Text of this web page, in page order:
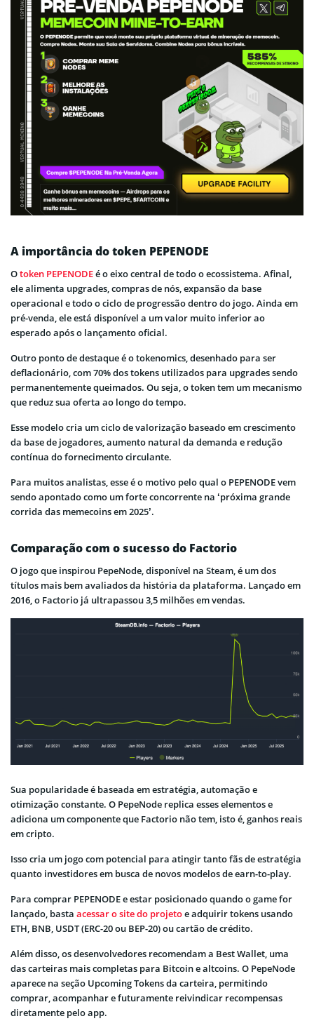
A importância do token PEPENODE
Otoken PEPENODEé o eixo central de todo o ecossistema. Afinal,
ele alimenta upgrades, compras de nós, expansão da base
operacional e todo o ciclo de progressão dentro do jogo. Ainda em
pré-venda, ele está disponível a um valor muito inferior ao
esperado após o lançamento oficial.
Outro ponto de destaque é o tokenomics, desenhado para ser
deflacionário, com 70% dos tokens utilizados para upgrades sendo
permanentemente queimados. Ou seja, o token tem um mecanismo
que reduz sua oferta ao longo do tempo.
Esse modelo cria um ciclo de valorização baseado em crescimento
da base de jogadores, aumento natural da demanda e redução
contínua do fornecimento circulante.
Para muitos analistas, esse é o motivo pelo qual o PEPENODE vem
sendo apontado como um forte concorrente na ‘próxima grande
corrida das memecoins em 2025’.
Comparação com o sucesso do Factorio
O jogo que inspirou PepeNode, disponível na Steam, é um dos
títulos mais bem avaliados da história da plataforma. Lançado em
2016, o Factorio já ultrapassou 3,5 milhões em vendas.
Sua popularidade é baseada em estratégia, automação e
otimização constante. O PepeNode replica esses elementos e
adiciona um componente que Factorio não tem, isto é, ganhos reais
em cripto.
Isso cria um jogo com potencial para atingir tanto fãs de estratégia
quanto investidores em busca de novos modelos de earn-to-play.
Para comprar PEPENODE e estar posicionado quando o game for
lançado, basta acessar o site do projetoe adquirir tokens usando
ETH, BNB, USDT (ERC-20 ou BEP-20) ou cartão de crédito.
Além disso, os desenvolvedores recomendam a Best Wallet, uma
das carteiras mais completas para Bitcoin e altcoins. O PepeNode
aparece na seção Upcoming Tokens da carteira, permitindo
comprar, acompanhar e futuramente reivindicar recompensas
diretamente pelo app.